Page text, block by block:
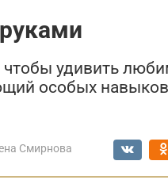
чтобы удивить
особых навыков
Смирнова